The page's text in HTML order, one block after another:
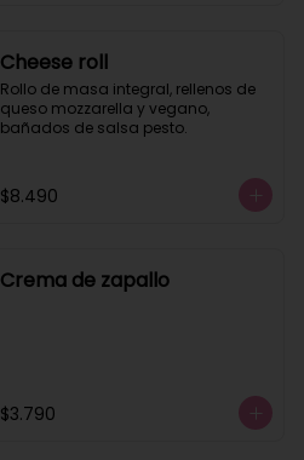
Cheese roll
Rollo de masa integral, rellenos de
queso mozzarella y vegano,
bañados de salsa pesto.
$8.490
Crema de zapallo
$3.790